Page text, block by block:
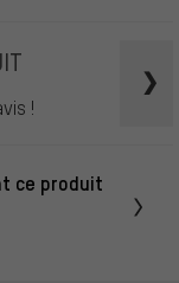
!
ce produit